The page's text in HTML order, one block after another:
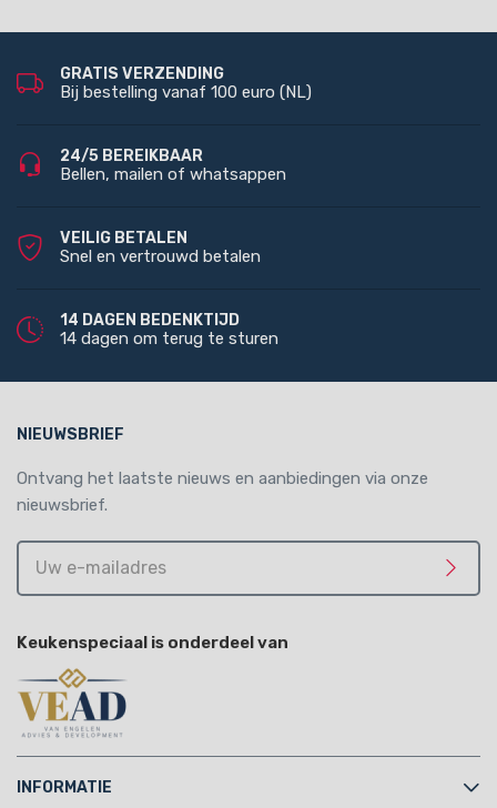
GRATIS VERZENDING
Bij bestelling vanaf 100 euro (NL)
24/5 BEREIKBAAR
Bellen, mailen of whatsappen
VEILIG BETALEN
Snel en vertrouwd betalen
14 DAGEN BEDENKTIJD
14 dagen om terug te sturen
NIEUWSBRIEF
Ontvang het laatste nieuws en aanbiedingen via onze
nieuwsbrief.
Meld
Keukenspeciaal is onderdeel van
INFORMATIE